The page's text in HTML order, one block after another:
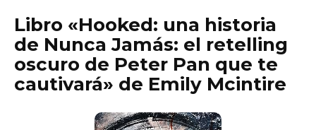
Libro «Hooked: una historia
de Nunca Jamás: el retelling
oscuro de Peter Pan que te
cautivará» de Emily Mcintire